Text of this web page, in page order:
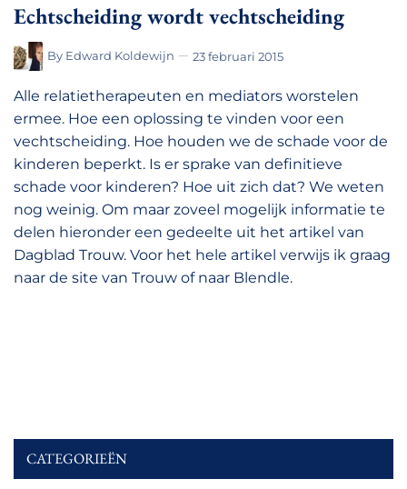
Echtscheiding wordt vechtscheiding
By Edward Koldewijn 23 februari 2015
Alle relatietherapeuten en mediators worstelen
ermee. Hoe een oplossing te vinden voor een
vechtscheiding. Hoe houden we de schade voor de
kinderen beperkt. Is er sprake van definitieve
schade voor kinderen? Hoe uit zich dat? We weten
nog weinig. Om maar zoveel mogelijk informatie te
delen hieronder een gedeelte uit het artikel van
Dagblad Trouw. Voor het hele artikel verwijs ik graag
naar de site van Trouw of naar Blendle.
CATEGORIEËN